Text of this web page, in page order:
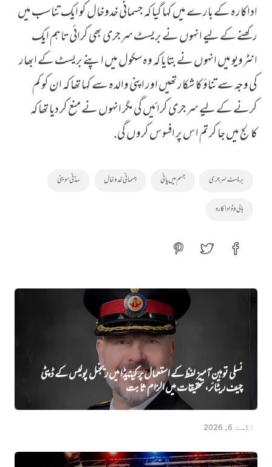
اداکارہ کے بارے میں کہا گیا کہ جسمانی خدوخال کو ایک تناسب میں
رکھنے کے لیے انہوں نے بریسٹ سرجری بھی کرائی تاہم ایک
انٹرویو میں انہوں نے بتایا کہ وہ سکول میں اپنے بریسٹ کے ابھار
کی وجہ سے تناؤ کا شکار تھیں اور اپنی والدہ سے کہا تھا کہ ان کو کم
کرنے کے لیے سرجری کرائیں گی مگر انہوں نے منع کر دیا تھا کہ
کالج میں جا کر تم اس پر افسوس کروں گی.
بریسٹ سرجری جسم میں پانی جسمانی خدوخال
سڈنی سوینی
ہالی وڈ اداکارہ
نسلی توہین آمیز لفظ کے استعمال پر کینیڈا میں ریجنل پولیس کے ڈپٹی
چیف ریٹائر، تحقیقات میں الزام ثابت
اگست 6, 2026